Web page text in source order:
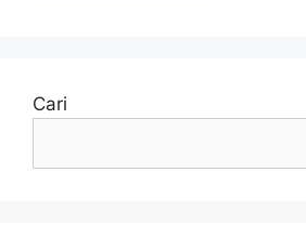
Cari